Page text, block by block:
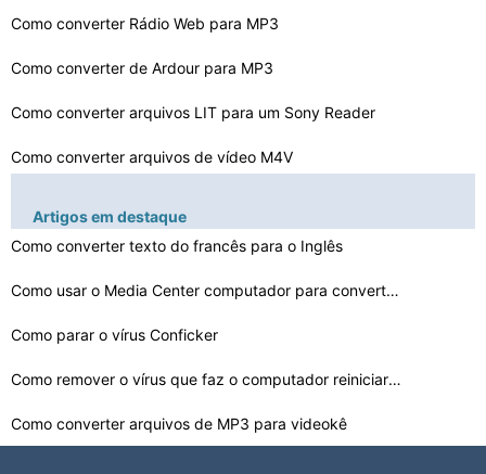
Como converter Rádio Web para MP3
Como converter de Ardour para MP3
Como converter arquivos LIT para um Sony Reader
Como converter arquivos de vídeo M4V
Como converter arquivos SWF para um MP4
Como converter um arquivo de DCF para um MP3
Como converter um MCG MP3 para um MP3 G
Artigos em destaque
Como converter texto do francês para o Inglês
Como usar o Media Center computador para converter fita…
Como parar o vírus Conficker
Como remover o vírus que faz o computador reiniciar au…
Como converter arquivos de MP3 para videokê